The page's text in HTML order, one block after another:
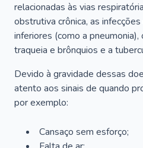
relacionadas às vias
obstrutiva crônica, as
inferiores (como a pneumonia),
traqueia e brônquios e a
Devido à gravidade dessas
atento aos sinais de quando
por exemplo:
Cansaço sem esforço;